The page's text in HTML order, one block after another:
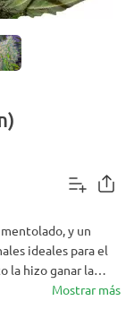
y un
ideales para el
la hizo ganar la
en la categoría
Mostrar más